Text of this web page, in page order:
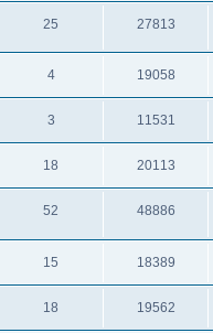
25 27813
4 19058
3 11531
18 20113
52 48886
15 18389
18 19562